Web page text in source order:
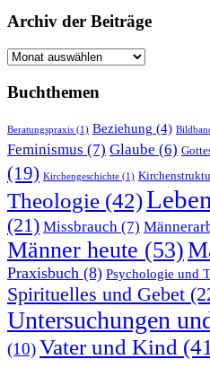
Archiv der Beiträge
Archiv
Beiträge
Buchthemen
Beratungspraxis (1) Beziehung (4)
Feminismus (7) Glaube (6)
(19) Kirchengeschichte (1)
Theologie (42)
(21) Missbrauch (7)
Männer heute (53)
Praxisbuch (8) Psychologie und
Spirituelles und Gebet
Untersuchungen
(10)Vater und Kind